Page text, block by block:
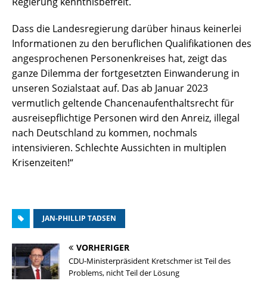
Dass die Landesregierung darüber hinaus keinerlei
Informationen zu den beruflichen Qualifikationen des
angesprochenen Personenkreises hat, zeigt das
ganze Dilemma der fortgesetzten Einwanderung in
unseren Sozialstaat auf. Das ab Januar 2023
vermutlich geltende Chancenaufenthaltsrecht für
ausreisepflichtige Personen wird den Anreiz, illegal
nach Deutschland zu kommen, nochmals
intensivieren. Schlechte Aussichten in multiplen
Krisenzeiten!“
JAN-PHILLIP TADSEN
VORHERIGER
CDU-Ministerpräsident Kretschmer ist Teil des
Problems, nicht Teil der Lösung